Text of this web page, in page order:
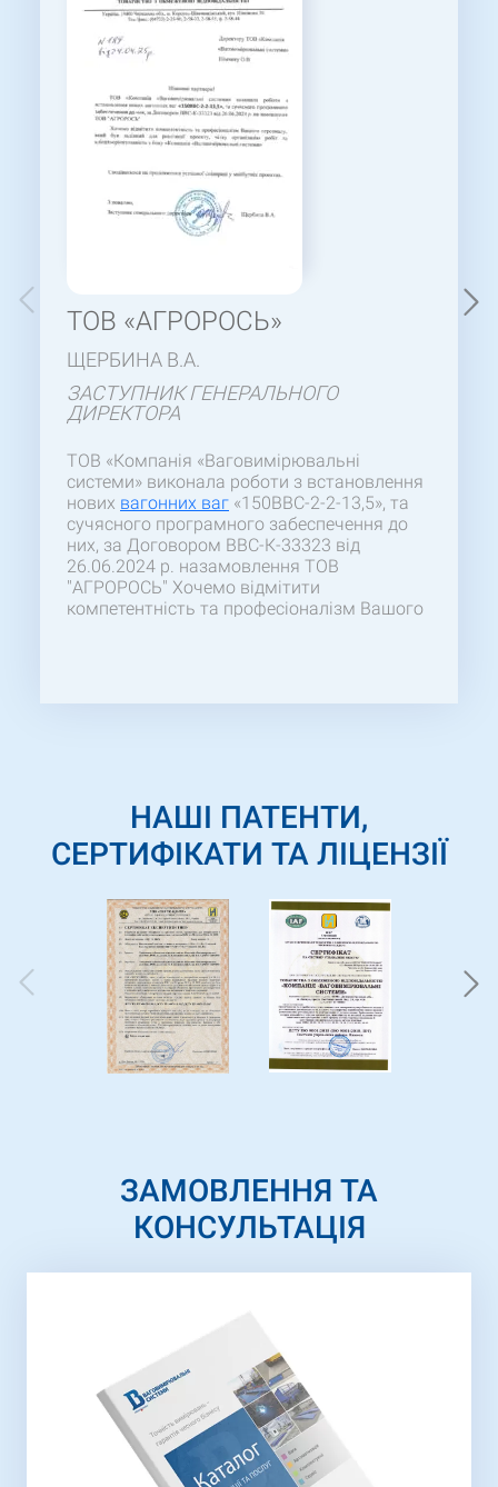
ТОВ «АГРОРОСЬ»
ЩЕРБИНА В.А.
ЗАСТУПНИК ГЕНЕРАЛЬНОГО
ДИРЕКТОРА
ТОВ «Компанія «Ваговимірювальні
системи» виконала роботи з встановлення
нових вагонних ваг «150ВВС-2-2-13,5», та
сучясного програмного забеспечення до
них, за Договором ВВС-К-33323 від
26.06.2024 р. назамовлення ТОВ
"АГРОРОСЬ" Хочемо відмітити
компетентність та професіоналізм Вашого
НАШІ ПАТЕНТИ,
СЕРТИФІКАТИ ТА ЛІЦЕНЗІЇ
ЗАМОВЛЕННЯ ТА
КОНСУЛЬТАЦІЯ